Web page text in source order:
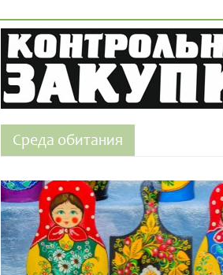
Среда обитания